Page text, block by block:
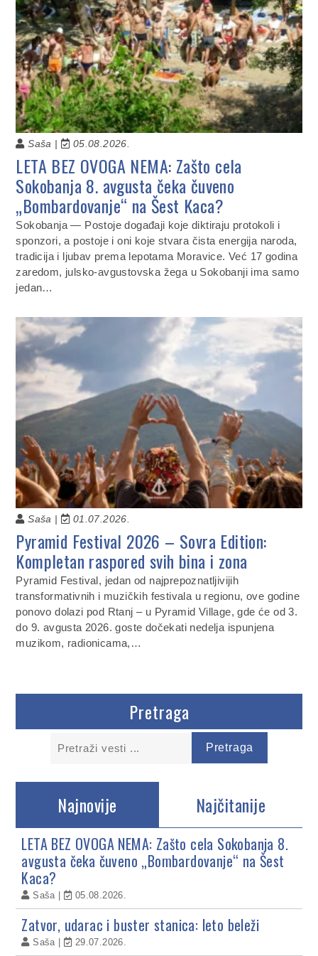
Saša | 05.08.2026.
LETA BEZ OVOGA NEMA: Zašto cela
Sokobanja 8. avgusta čeka čuveno
„Bombardovanje“ na Šest Kaca?
Sokobanja — Postoje događaji koje diktiraju protokoli i
sponzori, a postoje i oni koje stvara čista energija naroda,
tradicija i ljubav prema lepotama Moravice. Već 17 godina
zaredom, julsko-avgustovska žega u Sokobanji ima samo
jedan…
Saša | 01.07.2026.
Pyramid Festival 2026 – Sovra Edition:
Kompletan raspored svih bina i zona
Pyramid Festival, jedan od najprepoznatljivijih
transformativnih i muzičkih festivala u regionu, ove godine
ponovo dolazi pod Rtanj – u Pyramid Village, gde će od 3.
do 9. avgusta 2026. goste dočekati nedelja ispunjena
muzikom, radionicama,…
Pretraga
Najnovije Najčitanije
LETA BEZ OVOGA NEMA: Zašto cela Sokobanja 8.
avgusta čeka čuveno „Bombardovanje“ na Šest
Kaca?
Saša 05.08.2026.
Zatvor, udarac i buster stanica: leto beleži
Saša 29.07.2026.